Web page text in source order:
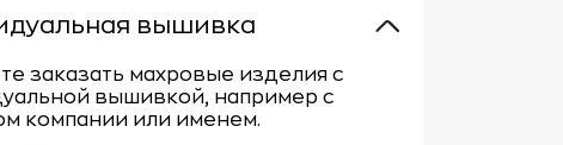
стирок (до 300 циклов).
прохладу летом и тепло зимой.
вышивка
заказать махровые изделия с
вышивкой, например с
компании или именем.